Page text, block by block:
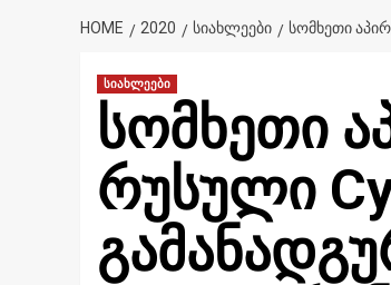
HOME 2020 ᲡᲘᲐᲮᲚᲔᲔᲑᲘ ᲡᲝᲛᲮᲔᲗᲘ
სიახლეები
სომხეთი
რუსული